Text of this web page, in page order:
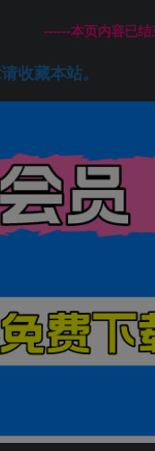
------本页内容已
收藏本站。